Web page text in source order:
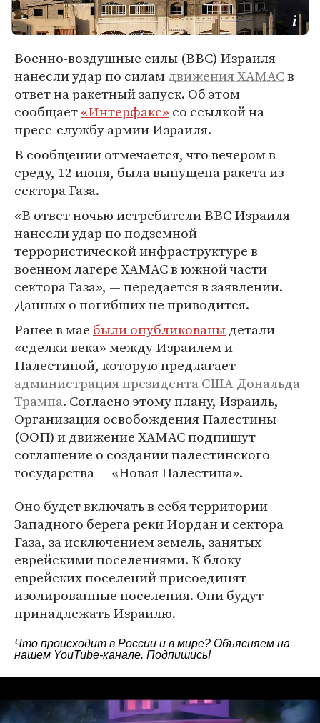
Военно-воздушные силы (ВВС) Израиля
нанесли удар по силамдвижения ХАМАСв
ответ на ракетный запуск. Об этом
сообщает«Интерфакс» со ссылкой на
пресс-службу армии Израиля.
В сообщении отмечается, что вечером в
среду, 12 июня, была выпущена ракета из
сектора Газа.
«В ответ ночью истребители ВВС Израиля
нанесли удар по подземной
террористической инфраструктуре в
военном лагере ХАМАС в южной части
сектора Газа», — передается в заявлении.
Данных о погибших не приводится.
Ранее в мае были опубликованыдетали
«сделки века» между Израилем и
Палестиной, которую предлагает
администрация президента СШАДональда
Трампа. Согласно этому плану, Израиль,
Организация освобождения Палестины
(ООП) и движение ХАМАС подпишут
соглашение о создании палестинского
государства — «Новая Палестина».
Оно будет включать в себя территории
Западного берега реки Иордан и сектора
Газа, за исключением земель, занятых
еврейскими поселениями. К блоку
еврейских поселений присоединят
изолированные поселения. Они будут
принадлежать Израилю.
Что происходит в России и в мире? Объясняем на
нашем YouTube-канале. Подпишись!